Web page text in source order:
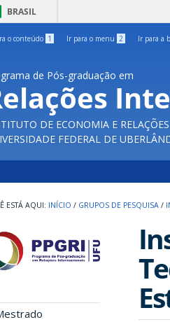
BRASIL
o conteúdo 1 Ir para o menu 2 Ir para a
de Pós-graduação em
DE ECONOMIA E
FEDERAL DE
INÍCIO / GRUPOS DE PESQUISA /